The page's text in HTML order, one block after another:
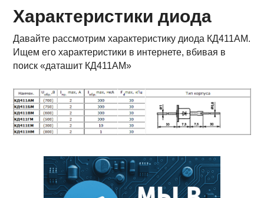
Характеристики диода
Давайте рассмотрим характеристику диода КД411АМ.
Ищем его характеристики в интернете, вбивая в
поиск «даташит КД411АМ»